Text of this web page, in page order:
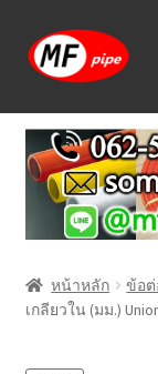
Skip
to
Skip
to
หน้าแรก
ร้านค้า
วิธีการเดินท่อ
บทความ
หน้าหลัก ข้อต่
เกลียวใน (มม.)